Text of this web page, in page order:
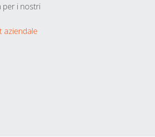
per i nostri
aziendale